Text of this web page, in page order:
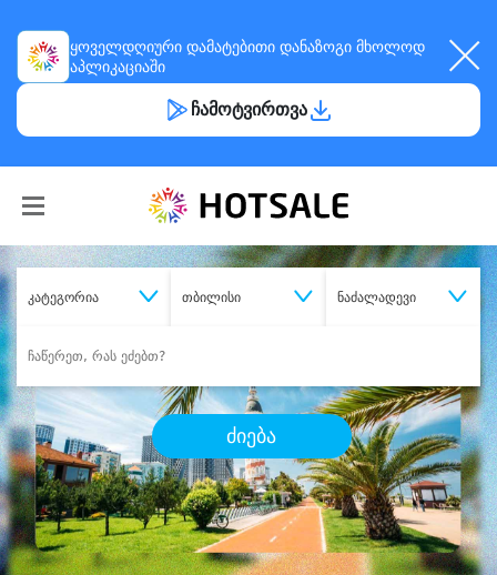
ყოველდღიური დამატებითი დანაზოგი მხოლოდ
აპლიკაციაში
ჩამოტვირთვა
კატეგორია თბილისი ნაძალადევი
ძიება
შეიძინესასურველი მომსახურება
დიდი დანაზოგით